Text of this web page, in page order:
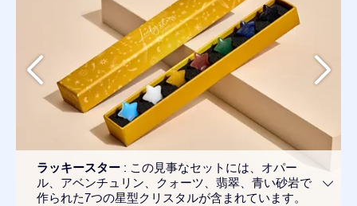
ラッキースター : この見事なセットには、オパー
ル、アベンチュリン、クォーツ、翡翠、青い砂岩で
作られた7つの星型クリスタルが含まれています。